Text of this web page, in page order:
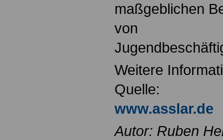
maßgeblichen
von
Weitere
Quelle:
www.asslar.de
Autor: Ruben